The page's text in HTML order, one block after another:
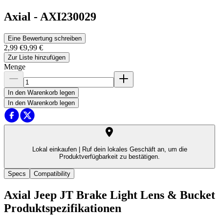
Axial - AXI230029
Eine Bewertung schreiben
2,99 €9,99 €
Zur Liste hinzufügen
Menge
In den Warenkorb legen
In den Warenkorb legen
Lokal einkaufen |
Ruf dein lokales Geschäft an, um die
Produktverfügbarkeit zu bestätigen.
Specs Compatibility
Axial Jeep JT Brake Light Lens & Bucket
Produktspezifikationen